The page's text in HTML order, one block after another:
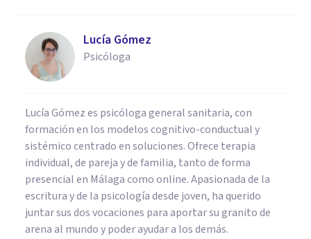
Lucía Gómez
Psicóloga
Lucía Gómez es psicóloga general sanitaria, con
formación en los modelos cognitivo-conductual y
sistémico centrado en soluciones. Ofrece terapia
individual, de pareja y de familia, tanto de forma
presencial en Málaga como online. Apasionada de la
escritura y de la psicología desde joven, ha querido
juntar sus dos vocaciones para aportar su granito de
arena al mundo y poder ayudar a los demás.